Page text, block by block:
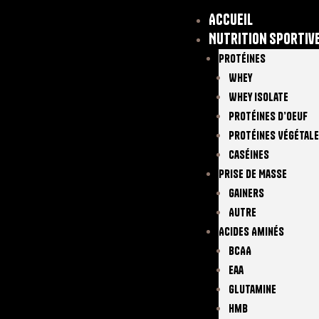
Accueil
Nutrition
Protéines
Whey
Whey Isolate
Protéines D’oeuf
Protéines
Caséines
Prise De Masse
Gainers
Autre
Acides Aminés
BCAA
Eaa
Glutamine
Hmb